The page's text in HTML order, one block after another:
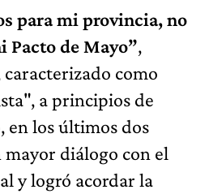
para mi provincia, no
Pacto de Mayo”,
como
a principios de
en los últimos dos
mayor diálogo con el
y logró acordar la